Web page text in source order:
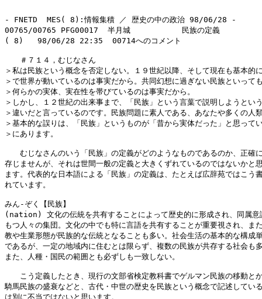
- FNETD  MES( 8):情報集積 ／ 歴史の中の政治 98/06/28 -
00765/00765 PFG00017  半月城           民族の定義
( 8)   98/06/28 22:35  00714へのコメント
＃７１４，むじなさん
＞私は民族という概念を否定しない。１９世紀以降、そして現在も基本的
＞で世界が動いているのは事実だから。共同幻想に過ぎない民族といって
＞何らかの実体、実在性を帯びているのは事実だから。
＞しかし、１２世紀の出来事まで、「民族」という言葉で説明しようとい
＞違いだと言っているのです。民族問題に素人である、あなたや多くの人
＞基本的な誤りは、「民族」というものが「昔から実体だった」と思って
＞にあります。
むじなさんのいう「民族」の定義がどのようなものであるのか、正確
存じませんが、それは世間一般の定義と大きくずれているのではないかと
ます。代表的な日本語による「民族」の定義は、たとえば広辞苑ではこう
れています。
みん‐ぞく【民族】
(nation) 文化の伝統を共有することによって歴史的に形成され、同属意
もつ人々の集団。文化の中でも特に言語を共有することが重要視され、ま
教や生業形態が民族的な伝統となることも多い。社会生活の基本的な構成
であるが、一定の地域内に住むとは限らず、複数の民族が共存する社会も
また、人種・国民の範囲とも必ずしも一致しない。
こう定義したとき、現行の文部省検定教科書でゲルマン民族の移動と
騎馬民族の盛衰などと、古代・中世の歴史を民族という概念で記述してい
は別に不当ではないと思います。